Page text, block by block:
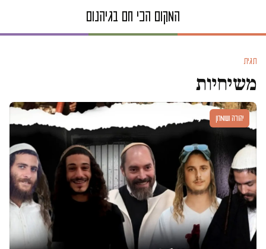
תגית
משיחיות
יהודה ושומרון